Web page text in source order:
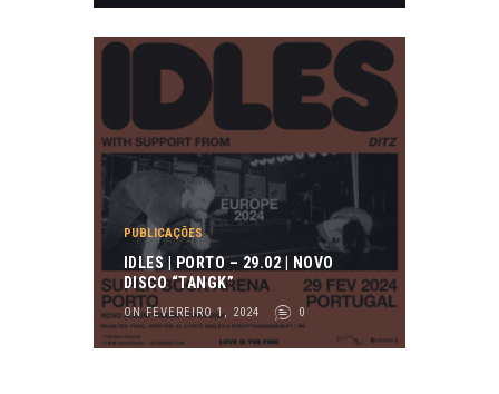
PUBLICAÇÕES
IDLES | PORTO – 29.02 | NOVO
DISCO “TANGK”
ON FEVEREIRO 1, 2024 0